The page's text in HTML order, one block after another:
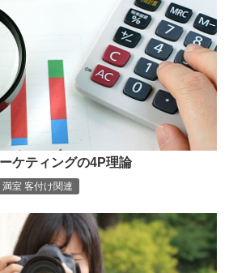
ケティングの4P理論
満室 客付け関連